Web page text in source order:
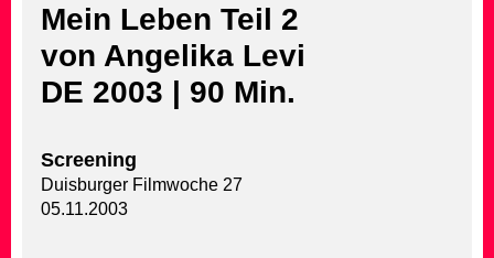
Mein Leben Teil 2
von Angelika Levi
DE 2003 | 90 Min.
Screening
Duisburger Filmwoche 27
05.11.2003